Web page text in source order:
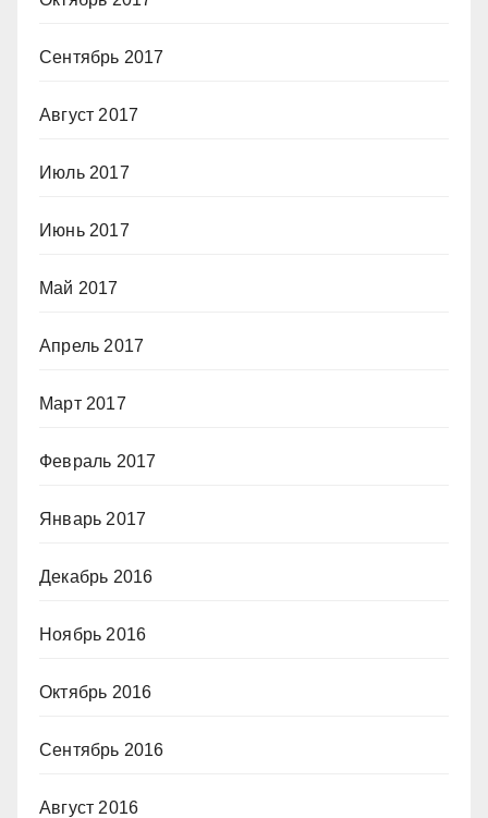
Сентябрь 2017
Август 2017
Июль 2017
Июнь 2017
Май 2017
Апрель 2017
Март 2017
Февраль 2017
Январь 2017
Декабрь 2016
Ноябрь 2016
Октябрь 2016
Сентябрь 2016
Август 2016